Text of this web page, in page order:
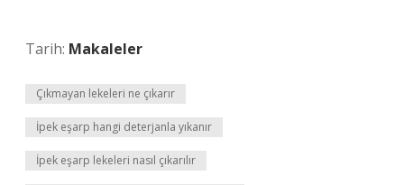
Tarih: Makaleler
Çıkmayan lekeleri ne çıkarır
İpek eşarp hangi deterjanla yıkanır
İpek eşarp lekeleri nasıl çıkarılır